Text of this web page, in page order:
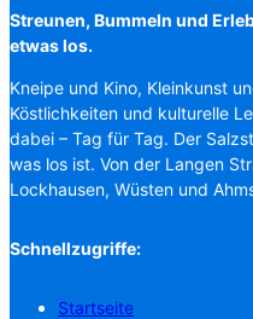
Streunen, Bummeln und
etwas los.
Kneipe und Kino, Kleinkunst
Köstlichkeiten und kulturelle
dabei – Tag für Tag. Der
was los ist. Von der Langen
Lockhausen, Wüsten und
Schnellzugriffe:
Startseite